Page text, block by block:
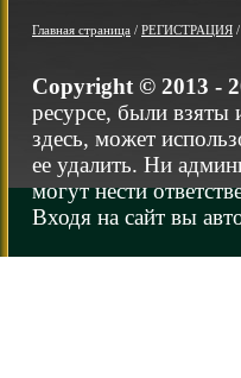
Главная страница / РЕГИСТРАЦИЯ /
Copyright © 2013 -
ресурсе, были взяты
здесь, может
ее удалить. Ни
могут нести
Входя на сайт вы